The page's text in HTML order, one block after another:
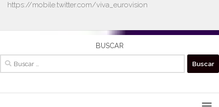
https://mobile.twitter.com/viva_eurovision
BUSCAR